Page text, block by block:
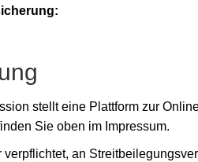
stellt eine Plattform zur
Sie oben im Impressum.
an